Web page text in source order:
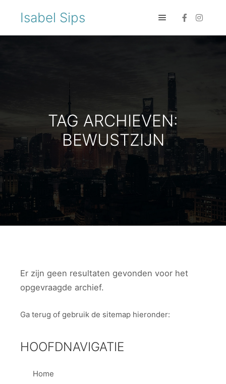
Isabel Sips
TAG ARCHIEVEN:
BEWUSTZIJN
Er zijn geen resultaten gevonden voor het
opgevraagde archief.
Ga terug of gebruik de sitemap hieronder:
HOOFDNAVIGATIE
Home